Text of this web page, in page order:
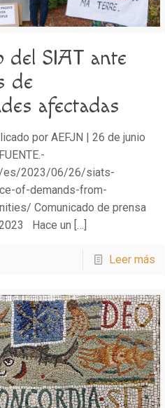
del SIAT ante
de
afectadas
por AEFJN | 26 de junio
es/2023/06/26/siats-
of-demands-from-
Comunicado de prensa
Hace un […]
Leer más